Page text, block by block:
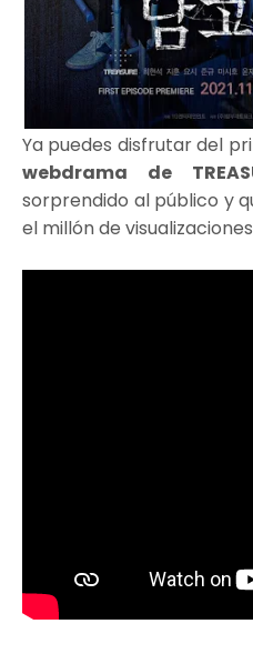
Ya puedes disfrutar del
webdrama de
sorprendido al público y
el millón de